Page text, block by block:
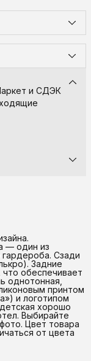
и СДЭК
— один из
Сзади
Задние
что обеспечивает
однотонная,
принтом
и логотипом
хорошо
Выбирайте
Цвет товара
от цвета